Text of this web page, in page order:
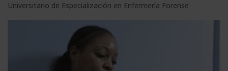
Universitario de Especialización en Enfermería Forense